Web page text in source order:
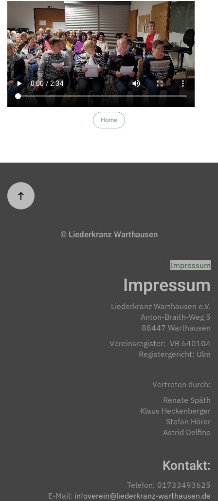
Home
© Liederkranz Warthausen
Impressum
Impressum
Liederkranz Warthausen e.V.
Anton-Braith-Weg 5
88447 Warthausen
Vereinsregister: VR 640104
Registergericht: Ulm
Vertreten durch:
Renate Späth
Klaus Heckenberger
Stefan Hörer
Astrid Delfino
Kontakt:
Telefon: 01733493625
E-Mail: infoverein@liederkranz-warthausen.de